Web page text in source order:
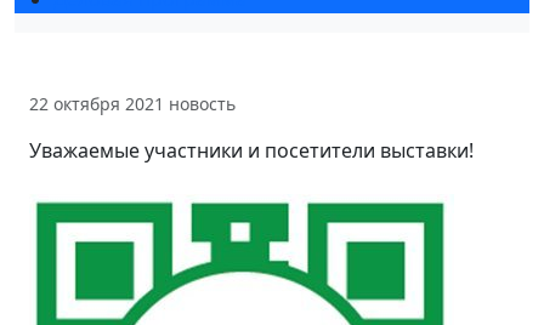
22 октября 2021 новость
Уважаемые участники и посетители выставки!